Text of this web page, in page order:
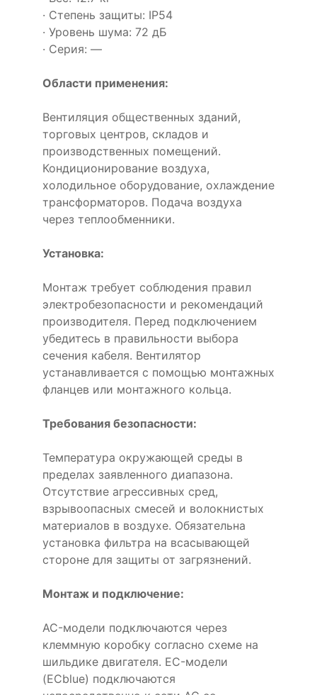
· Степень защиты: IP54
· Уровень шума: 72 дБ
· Серия: —
Области применения:
Вентиляция общественных зданий,
торговых центров, складов и
производственных помещений.
Кондиционирование воздуха,
холодильное оборудование, охлаждение
трансформаторов. Подача воздуха
через теплообменники.
Установка:
Монтаж требует соблюдения правил
электробезопасности и рекомендаций
производителя. Перед подключением
убедитесь в правильности выбора
сечения кабеля. Вентилятор
устанавливается с помощью монтажных
фланцев или монтажного кольца.
Требования безопасности:
Температура окружающей среды в
пределах заявленного диапазона.
Отсутствие агрессивных сред,
взрывоопасных смесей и волокнистых
материалов в воздухе. Обязательна
установка фильтра на всасывающей
стороне для защиты от загрязнений.
Монтаж и подключение:
AC-модели подключаются через
клеммную коробку согласно схеме на
шильдике двигателя. EC-модели
(ECblue) подключаются